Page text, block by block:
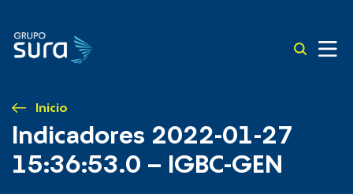
Inicio
Indicadores 2022-01-27
15:36:53.0 – IGBC-GEN